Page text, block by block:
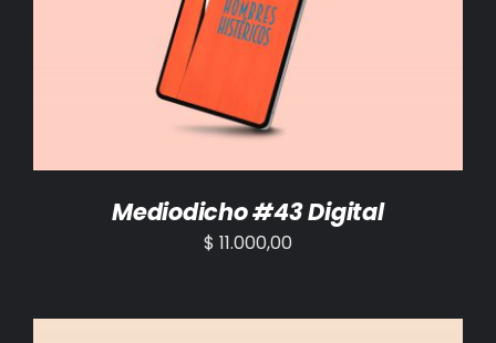
AÑADIR AL CARRITO /
Mediodicho #43 Digital
$ 11.000,00